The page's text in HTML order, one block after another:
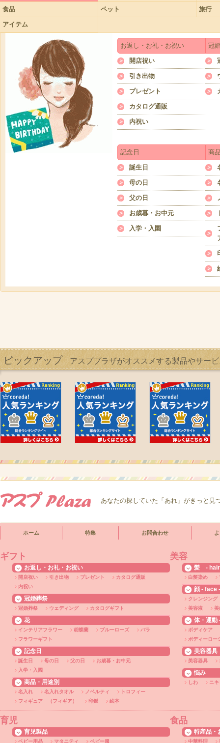
食品 ペット 旅行
アイテム
お返し・お礼・お祝い
開店祝い
引き出物
プレゼント
カタログ通販
内祝い
冠
記念日
誕生日
母の日
父の日
お歳暮・お中元
入学・入園
商
ピックアップ アスププラザがオススメする製品やサー
あなたの探していた「あれ」がきっと見
ホーム 特集 お問合わせ
ギフト
お返し・お礼・お祝い
開店祝い 引き出物 プレゼント
カタログ通販
内祝い
冠婚葬祭
冠婚葬祭 ウェディング カタログギフト
花
インテリアフラワー 胡蝶蘭 ブルーローズ
バラ
フラワーギフト
記念日
誕生日 母の日 父の日
お歳暮・お中元
入学・入園
商品・用途別
名入れ 名入れタオル ノベルティ
トロフィー
フィギュア （フィギア）
印鑑 絵本
美容
髪 -
白髪染め
顔 - face -
クレンジング
美容液
美
体・運動
ボディケア
ボディーロー
美容器具
美容器具
悩み
しわ ニ
育児
育児製品
ベビー用品 マタニティ ベビー服
食品
特産品・
中華料理